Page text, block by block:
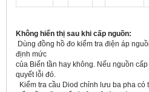
Không hiển thị sau khi cấp nguồn:
Dùng đồng hồ đo kiểm tra điện áp
định mức
của Biến tần hay không. Nếu nguồn
quyết lỗi đó.
Kiểm tra cầu Diod chỉnh lưu ba pha có